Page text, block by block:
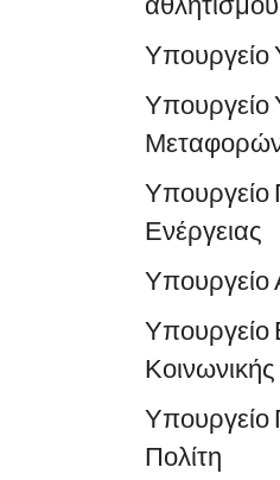
Υπουργείο
Υπουργείο
Υπουργείο
Ενέργειας
Υπουργείο
Υπουργείο
Υπουργείο
Πολίτη